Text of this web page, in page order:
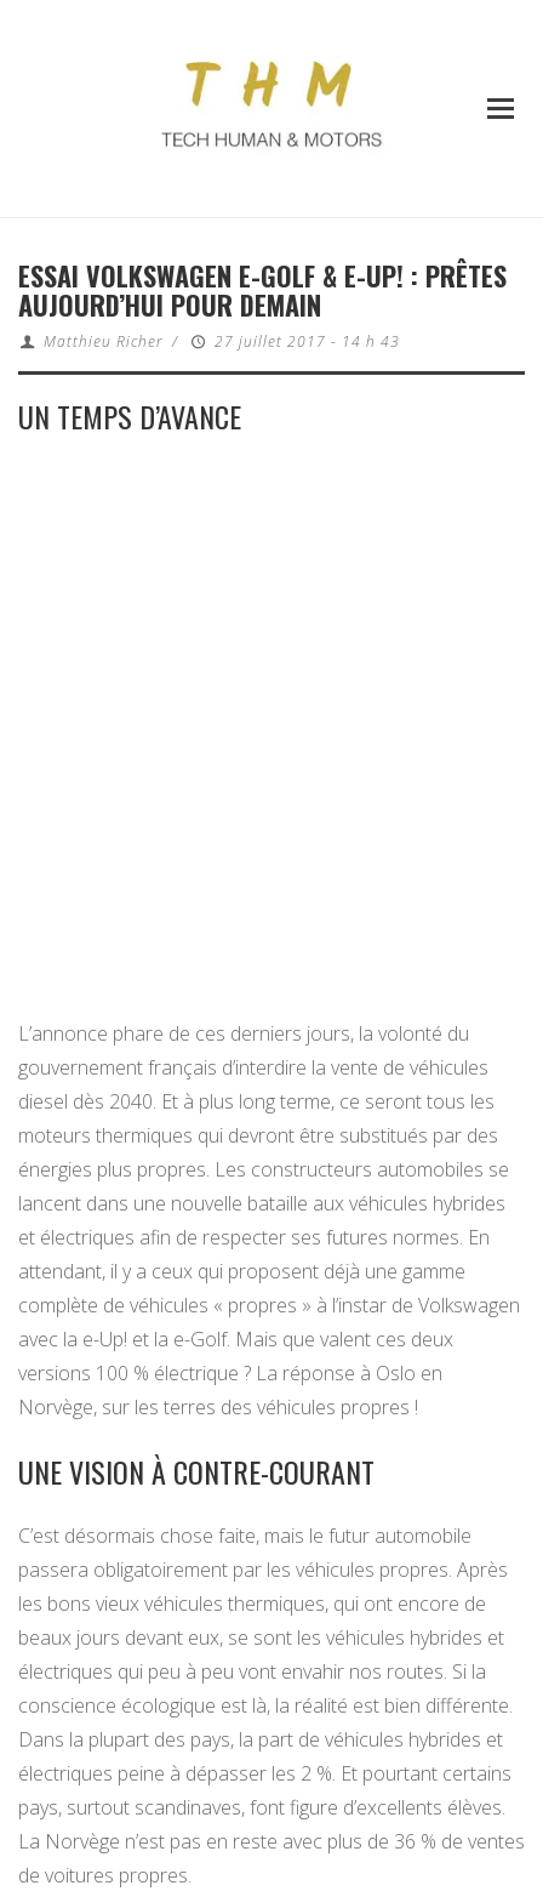
ESSAI VOLKSWAGEN E-GOLF & E-UP! : PRÊTES
AUJOURD’HUI POUR DEMAIN
Matthieu Richer / 27 juillet 2017 - 14 h 43
UN TEMPS D’AVANCE
L’annonce phare de ces derniers jours, la volonté du
gouvernement français d’interdire la vente de véhicules
diesel dès 2040. Et à plus long terme, ce seront tous les
moteurs thermiques qui devront être substitués par des
énergies plus propres. Les constructeurs automobiles se
lancent dans une nouvelle bataille aux véhicules hybrides
et électriques afin de respecter ses futures normes. En
attendant, il y a ceux qui proposent déjà une gamme
complète de véhicules « propres » à l’instar de Volkswagen
avec la e-Up! et la e-Golf. Mais que valent ces deux
versions 100 % électrique ? La réponse à Oslo en
Norvège, sur les terres des véhicules propres !
UNE VISION À CONTRE-COURANT
C’est désormais chose faite, mais le futur automobile
passera obligatoirement par les véhicules propres. Après
les bons vieux véhicules thermiques, qui ont encore de
beaux jours devant eux, se sont les véhicules hybrides et
électriques qui peu à peu vont envahir nos routes. Si la
conscience écologique est là, la réalité est bien différente.
Dans la plupart des pays, la part de véhicules hybrides et
électriques peine à dépasser les 2 %. Et pourtant certains
pays, surtout scandinaves, font figure d’excellents élèves.
La Norvège n’est pas en reste avec plus de 36 % de ventes
de voitures propres.